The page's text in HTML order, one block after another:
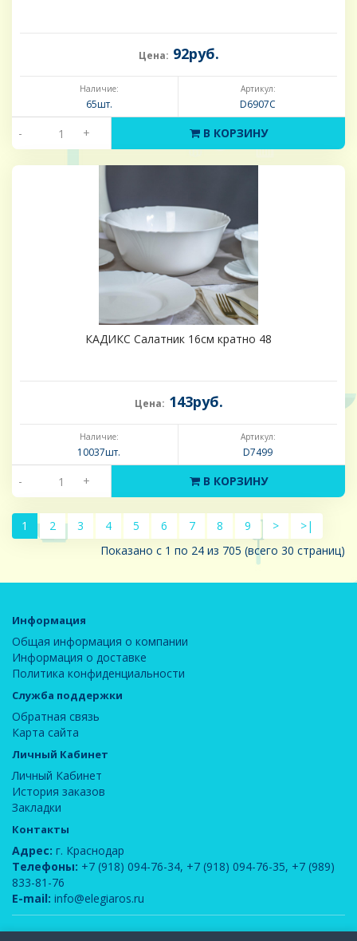
Цена: 92руб.
Наличие:
65шт.
Артикул:
D6907C
- + В КОРЗИНУ
КАДИКС Салатник 16см кратно 48
Цена: 143руб.
Наличие:
10037шт.
Артикул:
D7499
- + В КОРЗИНУ
1 2 3 4 5 6 7 8 9 >
>|
Показано с 1 по 24 из 705 (всего 30 страниц)
Информация
Общая информация о компании
Информация о доставке
Политика конфиденциальности
Служба поддержки
Обратная связь
Карта сайта
Личный Кабинет
Личный Кабинет
История заказов
Закладки
Контакты
Адрес: г. Краснодар
Телефоны: +7 (918) 094-76-34, +7 (918) 094-76-35, +7 (989)
833-81-76
E-mail: info@elegiaros.ru